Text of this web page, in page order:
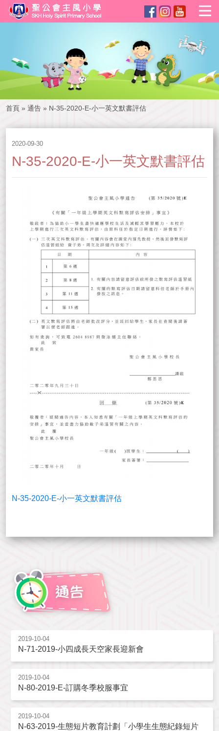
首頁 » 通告 » N-35-2020-E-小一英文默書評估
2020-09-30
N-35-2020-E-小一英文默書評估
N-35-2020-E-小一英文默書評估
2019-10-04
N-71-2019-小四成長天空家長迎新會
2019-10-04
N-80-2019-E-訂購冬季校服事宜
2019-10-04
N-63-2019-生態短片教育計劃「小學生生態紀錄短片